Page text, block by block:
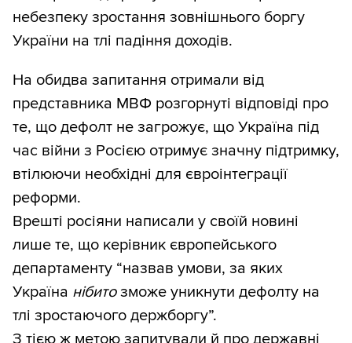
небезпеку зростання зовнішнього боргу
України на тлі падіння доходів.
На обидва запитання отримали від
представника МВФ розгорнуті відповіді про
те, що дефолт не загрожує, що Україна під
час війни з Росією отримує значну підтримку,
втілюючи необхідні для євроінтеграції
реформи.
Врешті росіяни написали у своїй новині
лише те, що керівник європейського
департаменту “назвав умови, за яких
Україна нібитозможе уникнути дефолту на
тлі зростаючого держборгу”.